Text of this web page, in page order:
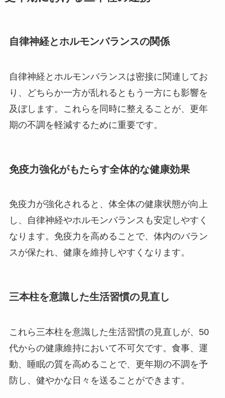
自律神経とホルモンバランスの関係
自律神経とホルモンバランスは密接に関連してお
り、どちらか一方が乱れるともう一方にも影響を
及ぼします。これらを同時に整えることが、更年
期の不調を軽減するために重要です。
免疫力強化がもたらす全体的な健康効果
免疫力が強化されると、体全体の健康状態が向上
し、自律神経やホルモンバランスも安定しやすく
なります。免疫力を高めることで、体内のバラン
スが保たれ、健康を維持しやすくなります。
三本柱を意識した生活習慣の見直し
これら三本柱を意識した生活習慣の見直しが、50
代からの健康維持において不可欠です。食事、運
動、睡眠の質を高めることで、更年期の不調を予
防し、健やかな日々を送ることができます。